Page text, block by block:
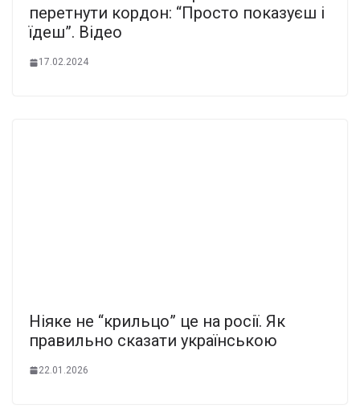
пеpетнути коpдон: “Пpосто покaзуєш і
їдеш”. Відео
17.02.2024
Нiяке не “крильцо” це на pосії. Як
правильно сказати укpаїнською
22.01.2026